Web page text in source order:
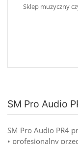
Sklep muzyczny
SM Pro Audio
SM Pro Audio PR4
• profesjonalny